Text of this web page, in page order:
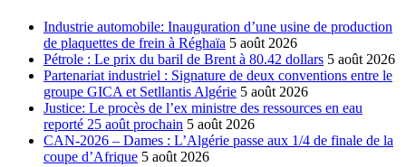
Industrie automobile: Inauguration d’une usine de production
de plaquettes de frein à Réghaïa 5 août 2026
Pétrole : Le prix du baril de Brent à 80.42 dollars 5 août 2026
Partenariat industriel : Signature de deux conventions entre le
groupe GICA et Setllantis Algérie 5 août 2026
Justice: Le procès de l’ex ministre des ressources en eau
reporté 25 août prochain 5 août 2026
CAN-2026 – Dames : L’Algérie passe aux 1/4 de finale de la
coupe d’Afrique 5 août 2026